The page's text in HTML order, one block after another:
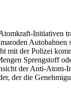
Initiativen
Autobahnen
mit der Polizei
Sprengstoff
der Anti-
der die